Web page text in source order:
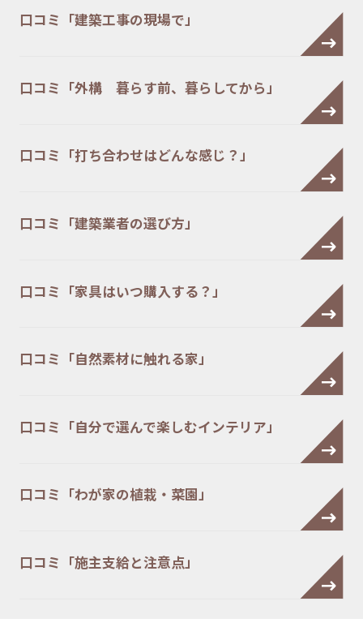
口コミ「建築工事の現場で」
口コミ「外構 暮らす前、暮らしてから」
口コミ「打ち合わせはどんな感じ？」
口コミ「建築業者の選び方」
口コミ「家具はいつ購入する？」
口コミ「自然素材に触れる家」
口コミ「自分で選んで楽しむインテリア」
口コミ「わが家の植栽・菜園」
口コミ「施主支給と注意点」